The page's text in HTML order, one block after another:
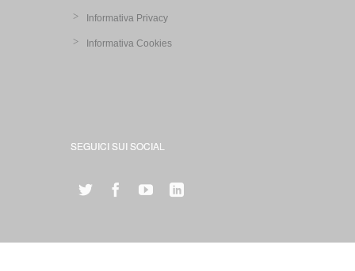
Informativa Privacy
Informativa Cookies
SEGUICI SUI SOCIAL